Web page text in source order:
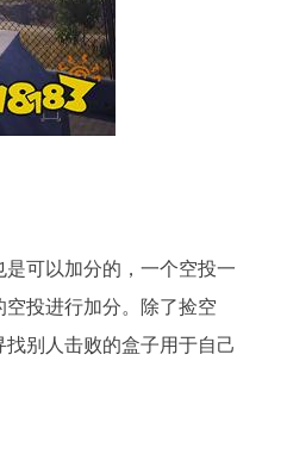
可以加分的，一个空投一
投进行加分。除了捡空
别人击败的盒子用于自己